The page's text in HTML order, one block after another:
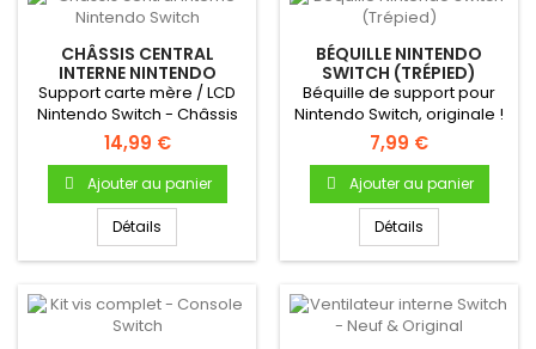
CHÂSSIS CENTRAL
INTERNE NINTENDO
SWITCH
Support carte mère / LCD
Nintendo Switch - Châssis
central interne (Middle...
14,99 €
Ajouter au panier
Détails
BÉQUILLE NINTENDO
SWITCH (TRÉPIED)
Béquille de support pour
Nintendo Switch, originale !
Se clipse à l'arrière...
7,99 €
Ajouter au panier
Détails